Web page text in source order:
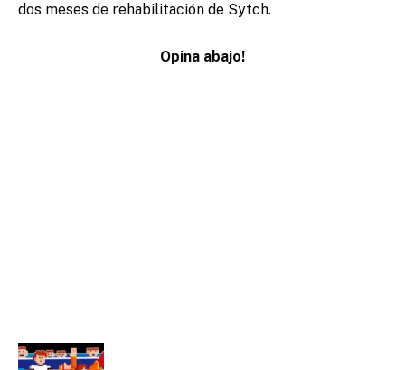
dos meses de rehabilitación de Sytch.
Opina abajo!